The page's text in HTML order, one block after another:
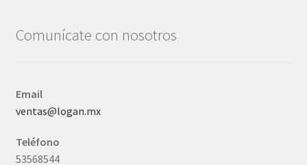
Comunícate con nosotros
Email
ventas@logan.mx
Teléfono
53568544